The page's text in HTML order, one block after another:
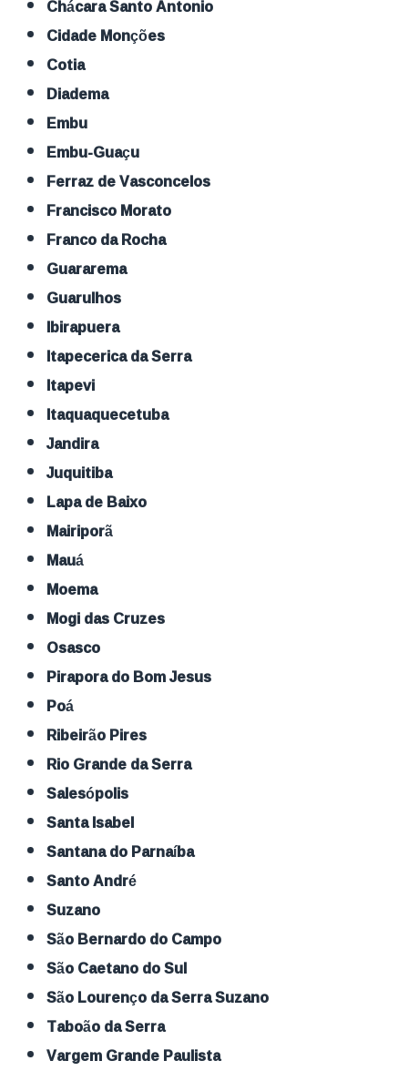
Chácara Santo Antonio
Cidade Monções
Cotia
Diadema
Embu
Embu-Guaçu
Ferraz de Vasconcelos
Francisco Morato
Franco da Rocha
Guararema
Guarulhos
Ibirapuera
Itapecerica da Serra
Itapevi
Itaquaquecetuba
Jandira
Juquitiba
Lapa de Baixo
Mairiporã
Mauá
Moema
Mogi das Cruzes
Osasco
Pirapora do Bom Jesus
Poá
Ribeirão Pires
Rio Grande da Serra
Salesópolis
Santa Isabel
Santana do Parnaíba
Santo André
Suzano
São Bernardo do Campo
São Caetano do Sul
São Lourenço da Serra Suzano
Taboão da Serra
Vargem Grande Paulista